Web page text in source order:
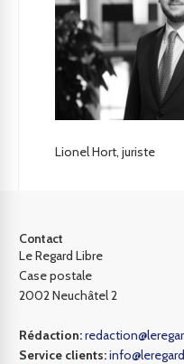
Lionel Hort, juriste
Contact
Le Regard Libre
Case postale
2002 Neuchâtel 2
Rédaction:
Service clients: